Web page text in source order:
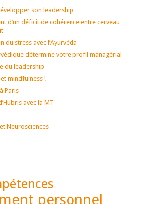
son leadership
d’un déficit de cohérence entre cerveau
du stress avec l’Ayurvéda
détermine votre profil managérial
du leadership
mindfulness !
Paris
avec la MT
Neurosciences
personnel